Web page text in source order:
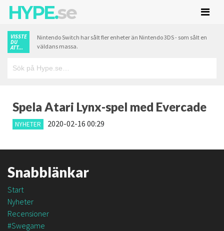
HYPE.se
VISSTE
DU
ATT...
Nintendo Switch har sålt fler enheter än Nintendo 3DS - som sålt en
väldans massa.
Spela Atari Lynx-spel med Evercade
NYHETER 2020-02-16 00:29
Snabblänkar
Start
Nyheter
Recensioner
#Swegame